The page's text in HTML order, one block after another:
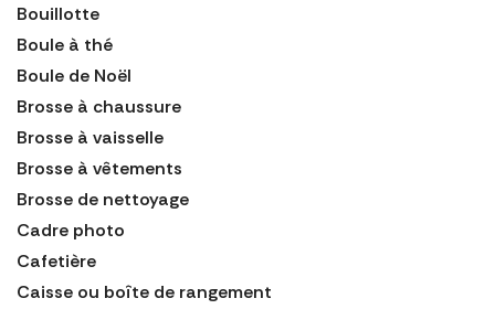
Bouillotte
Boule à thé
Boule de Noël
Brosse à chaussure
Brosse à vaisselle
Brosse à vêtements
Brosse de nettoyage
Cadre photo
Cafetière
Caisse ou boîte de rangement